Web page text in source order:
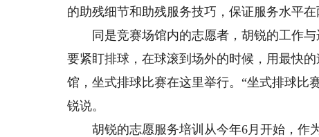
的助残细节和助残服务技巧，保证服务水平在
同是竞赛场馆内的志愿者，胡锐的工作与
要紧盯排球，在球滚到场外的时候，用最快
馆，坐式排球比赛在这里举行。“坐式排球比
锐说。
胡锐的志愿服务培训从今年6月开始，作